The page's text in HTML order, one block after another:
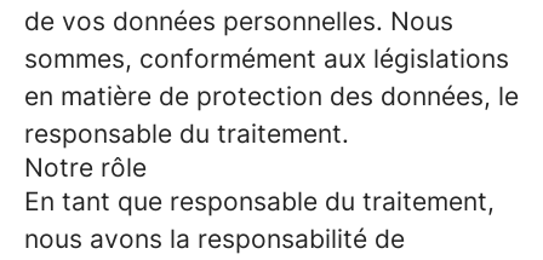
de vos données personnelles. Nous
sommes, conformément aux législations
en matière de protection des données, le
responsable du traitement.
Notre rôle
En tant que responsable du traitement,
nous avons la responsabilité de